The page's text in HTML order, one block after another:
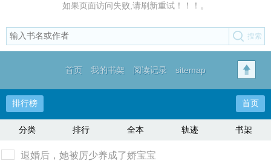
如果页面访问失败,请刷新重试！！！。
首页 我的书架 阅读记录 sitemap
排行榜 首页
分类 排行 全本 轨迹 书架
退婚后，她被厉少养成了娇宝宝